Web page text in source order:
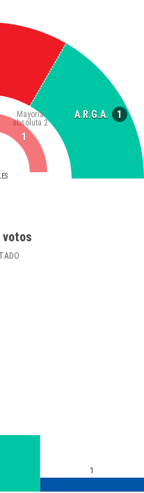
A.R.G.A. 1
Mayoría
absoluta 2
1
votos
1